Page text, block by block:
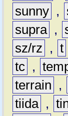
sunny ,
supra ,
sz/rz
, t
tc ,
terrain
,
tiida ,